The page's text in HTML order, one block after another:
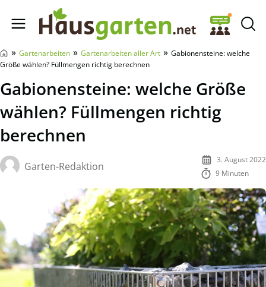
Hausgarten.net
» Gartenarbeiten » Gartenarbeiten aller Art » Gabionensteine: welche
Größe wählen? Füllmengen richtig berechnen
Gabionensteine: welche Größe
wählen? Füllmengen richtig
berechnen
Garten-Redaktion
3. August 2022
9 Minuten